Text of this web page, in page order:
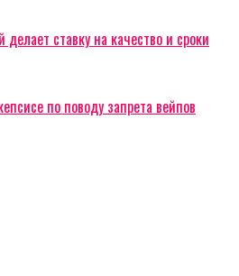
ставку на качество и сроки
по поводу запрета вейпов